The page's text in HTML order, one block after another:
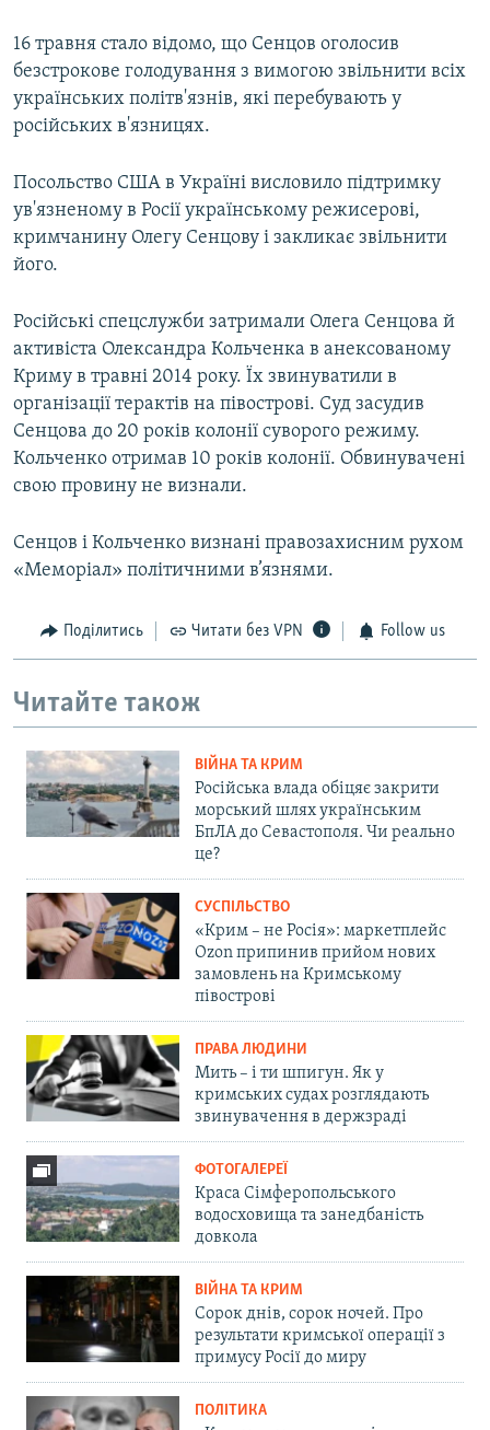
16 травня стало відомо, що Сенцов оголосив
безстрокове голодування з вимогою звільнити всіх
українських політв'язнів, які перебувають у
російських в'язницях.
Посольство США в Україні висловило підтримку
ув'язненому в Росії українському режисерові,
кримчанину Олегу Сенцову і закликає звільнити
його.
Російські спецслужби затримали Олега Сенцова й
активіста Олександра Кольченка в анексованому
Криму в травні 2014 року. Їх звинуватили в
організації терактів на півострові. Суд засудив
Сенцова до 20 років колонії суворого режиму.
Кольченко отримав 10 років колонії. Обвинувачені
свою провину не визнали.
Сенцов і Кольченко визнані правозахисним рухом
«Меморіал» політичними в’язнями.
Поділитись Читати без VPN Follow us
Читайте також
ВІЙНА ТА КРИМ
Російська влада обіцяє закрити
морський шлях українським
БпЛА до Севастополя. Чи реально
це?
СУСПІЛЬСТВО
«Крим – не Росія»: маркетплейс
Ozon припинив прийом нових
замовлень на Кримському
півострові
ПРАВА ЛЮДИНИ
Мить – і ти шпигун. Як у
кримських судах розглядають
звинувачення в держзраді
ФОТОГАЛЕРЕЇ
Краса Сімферопольського
водосховища та занедбаність
довкола
ВІЙНА ТА КРИМ
Сорок днів, сорок ночей. Про
результати кримської операції з
примусу Росії до миру
ПОЛІТИКА